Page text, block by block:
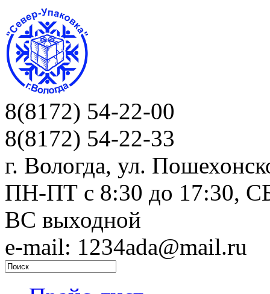
8(8172) 54-22-00
8(8172) 54-22-33
г. Вологда, ул.
ПН-ПТ c 8:30 до 17:30,
ВС выходной
e-mail: 1234ada@mail.ru